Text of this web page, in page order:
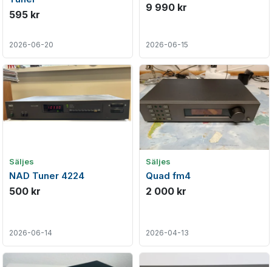
595 kr
2026-06-20
9 990 kr
2026-06-15
Säljes
NAD Tuner 4224
500 kr
2026-06-14
Säljes
Quad fm4
2 000 kr
2026-04-13